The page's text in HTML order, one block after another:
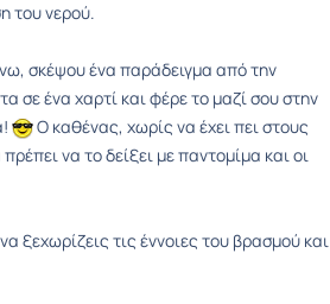
του νερού.
σκέψου ένα παράδειγμα από την
σε ένα χαρτί και φέρε το μαζί σου στην
Ο καθένας, χωρίς να έχει πει στους
να το δείξει με παντομίμα και οι
ξεχωρίζεις τις έννοιες του βρασμού και